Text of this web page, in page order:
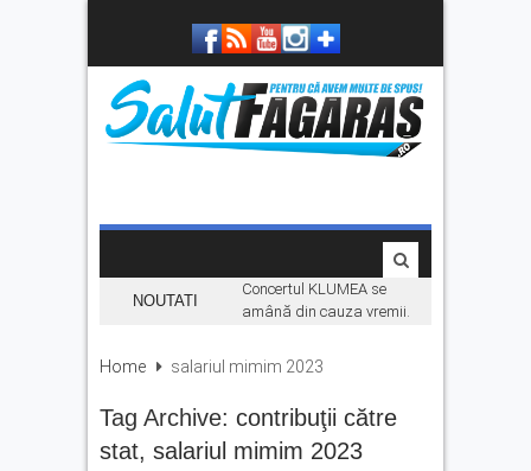
NOUTATI
Concertul KLUMEA se
amână din cauza vremii.
urcă pe scenă duminică
despre făgărășeanul Dinu
Mititeanu, se vede la
Cetatea Făgărașului,
Home salariul mimim 2023
Tag Archive: contribuţii către
stat, salariul mimim 2023